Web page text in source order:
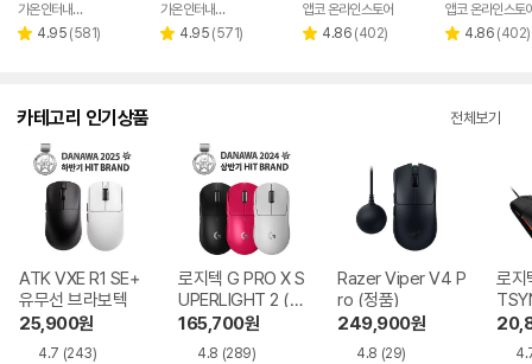
페이
가온인터내셔날
별 4.95 리
(581)
페이
가온인터내셔날
별 4.95 리
(571)
앱코 온라인스토어
별 4.86 리
(402)
앱코 온라인스토
별 4.86 리
(402)
카테고리 인기상품 전체보기
ATK VXE R1 SE+
유무선 브라보텍
25,900원
4.7 (243)
로지텍 G PRO X S
UPERLIGHT 2 (정
품)
165,700원
4.8 (289)
Razer Viper V4 P
ro (정품)
249,900원
4.8 (29)
로지